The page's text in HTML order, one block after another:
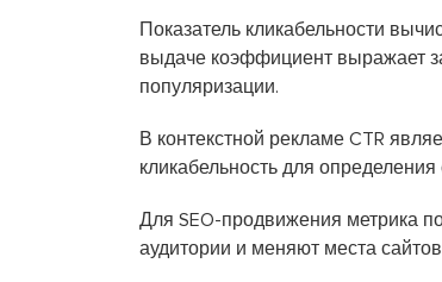
Показатель кликабельности
выдаче коэффициент выражает
популяризации.
В контекстной рекламе CTR
кликабельность для
Для SEO-продвижения метрика
аудитории и меняют места